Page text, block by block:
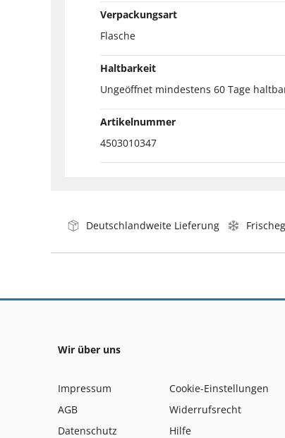
Verpackungsart
Flasche
Haltbarkeit
Ungeöffnet mindestens 60 Tage
Artikelnummer
4503010347
Deutschlandweite Lieferung
Wir über uns
Impressum
AGB
Datenschutz
Cookie-Einstellungen
Widerrufsrecht
Hilfe